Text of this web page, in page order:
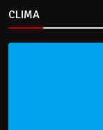
CLIMA